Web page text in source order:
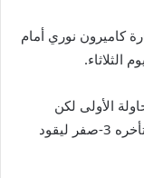
كاميرون نوري أمام
الثلاثاء.
الأولى لكن
اللاعب الفرنسي البالغ عمره 37 عاما عوض تأخره 3-صفر ليقود